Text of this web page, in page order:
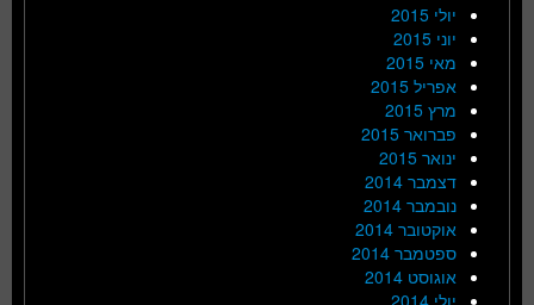
יולי 2015
יוני 2015
מאי 2015
אפריל 2015
מרץ 2015
פברואר 2015
ינואר 2015
דצמבר 2014
נובמבר 2014
אוקטובר 2014
ספטמבר 2014
אוגוסט 2014
יולי 2014